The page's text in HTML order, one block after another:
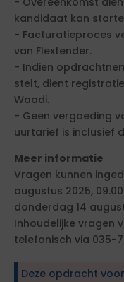
kandidaat kan
- Facturatieproces
van Flextender.
- Indien
stelt, dient
Waadi.
- Geen vergoeding
uurtarief is inclusief
Meer informatie
Vragen kunnen
augustus 2025,
donderdag 14
Inhoudelijke vragen
telefonisch via 035-
Deze opdracht